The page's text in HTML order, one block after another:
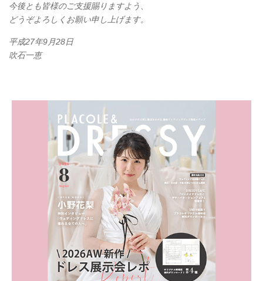
今後とも皆様のご支援賜りますよう、
どうぞよろしくお願い申し上げます。
平成27年9月28日
吹石一恵